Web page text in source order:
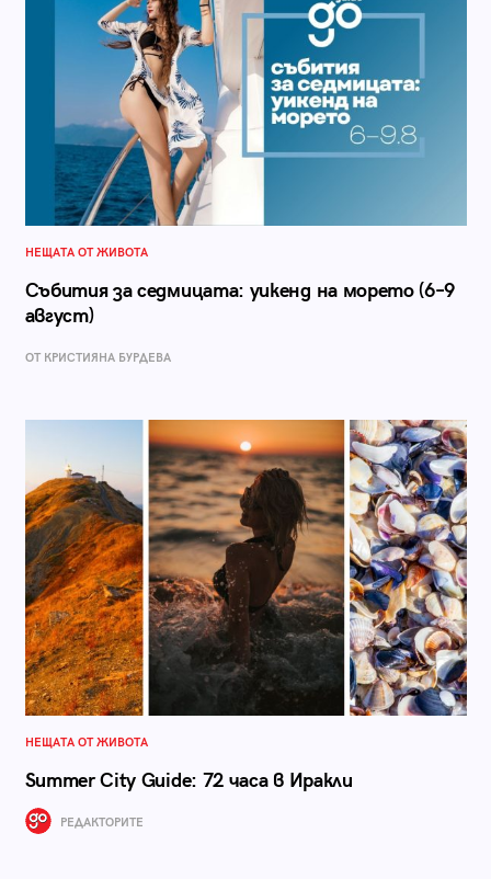
НЕЩАТА ОТ ЖИВОТА
Събития за седмицата: уикенд на морето (6–9
август)
ОТ КРИСТИЯНА БУРДЕВА
НЕЩАТА ОТ ЖИВОТА
Summer City Guide: 72 часа в Иракли
РЕДАКТОРИТЕ